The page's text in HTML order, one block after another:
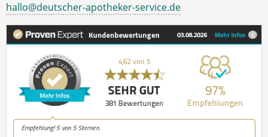
hallo@deutscher-apotheker-service.de